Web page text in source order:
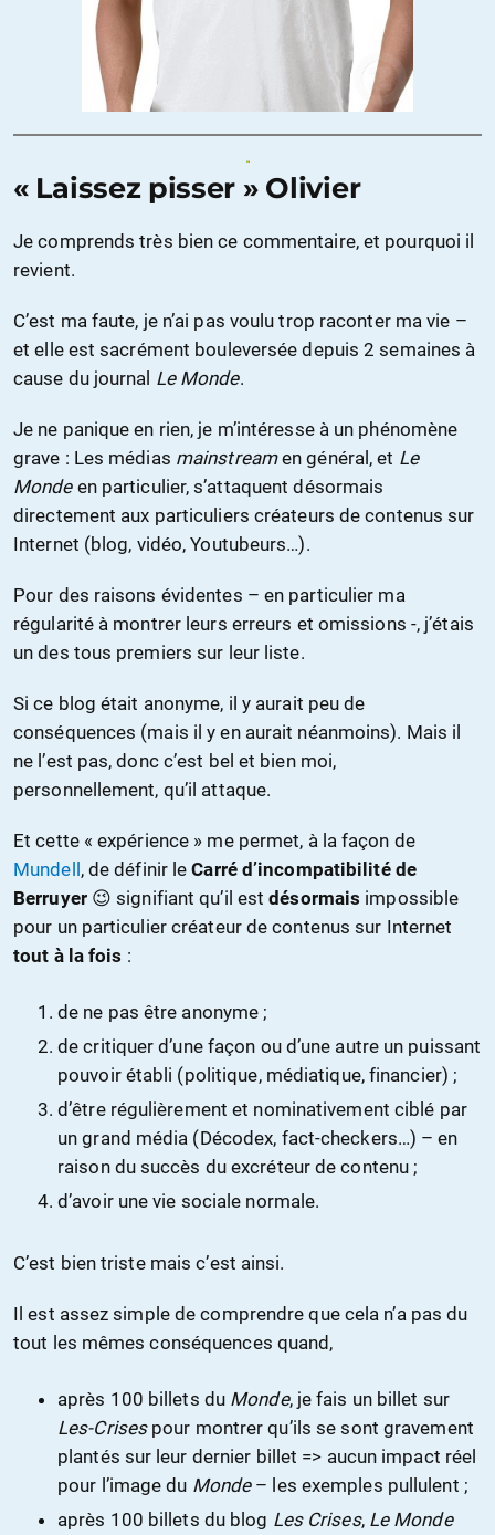
« Laissez pisser » Olivier
Je comprends très bien ce commentaire, et pourquoi il
revient.
C’est ma faute, je n’ai pas voulu trop raconter ma vie –
et elle est sacrément bouleversée depuis 2 semaines à
cause du journal Le Monde.
Je ne panique en rien, je m’intéresse à un phénomène
grave : Les médias mainstreamen général, et Le
Mondeen particulier, s’attaquent désormais
directement aux particuliers créateurs de contenus sur
Internet (blog, vidéo, Youtubeurs…).
Pour des raisons évidentes – en particulier ma
régularité à montrer leurs erreurs et omissions -, j’étais
un des tous premiers sur leur liste.
Si ce blog était anonyme, il y aurait peu de
conséquences (mais il y en aurait néanmoins). Mais il
ne l’est pas, donc c’est bel et bien moi,
personnellement, qu’il attaque.
Et cette « expérience » me permet, à la façon de
Mundell, de définir leCarré d’incompatibilité de
Berruyer😉 signifiant qu’il estdésormais impossible
pour un particulier créateur de contenus sur Internet
tout à la fois :
de ne pas être anonyme ;
de critiquer d’une façon ou d’une autre un puissant
pouvoir établi (politique, médiatique, financier) ;
d’être régulièrement et nominativement ciblé par
un grand média (Décodex, fact-checkers…) – en
raison du succès du excréteur de contenu ;
d’avoir une vie sociale normale.
C’est bien triste mais c’est ainsi.
Il est assez simple de comprendre que cela n’a pas du
tout les mêmes conséquences quand,
après 100 billets du Monde, je fais un billet sur
Les-Crisespour montrer qu’ils se sont gravement
plantés sur leur dernier billet => aucun impact réel
pour l’image du Monde– les exemples pullulent ;
après 100 billets du blog Les Crises, Le Monde